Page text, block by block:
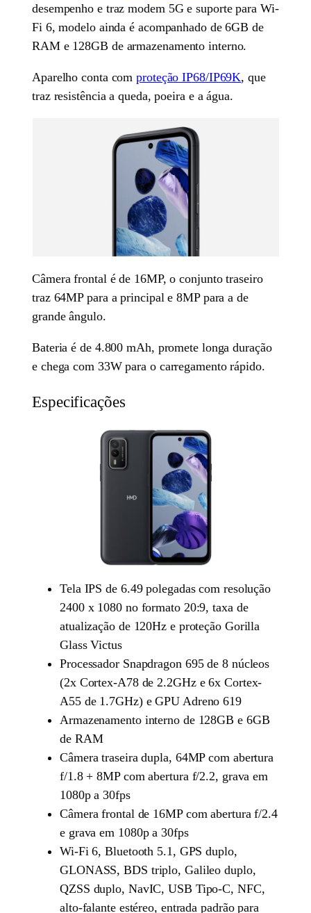
desempenho e traz modem 5G e suporte para Wi-
Fi 6, modelo ainda é acompanhado de 6GB de
RAM e 128GB de armazenamento interno.
Aparelho conta comproteção IP68/IP69K, que
traz resistência a queda, poeira e a água.
Câmera frontal é de 16MP, o conjunto traseiro
traz 64MP para a principal e 8MP para a de
grande ângulo.
Bateria é de 4.800 mAh, promete longa duração
e chega com 33W para o carregamento rápido.
Especificações
Tela IPS de 6.49 polegadas com resolução
2400 x 1080 no formato 20:9, taxa de
atualização de 120Hz e proteção Gorilla
Glass Victus
Processador Snapdragon 695 de 8 núcleos
(2x Cortex-A78 de 2.2GHz e 6x Cortex-
A55 de 1.7GHz) e GPU Adreno 619
Armazenamento interno de 128GB e 6GB
de RAM
Câmera traseira dupla, 64MP com abertura
f/1.8 + 8MP com abertura f/2.2, grava em
1080p a 30fps
Câmera frontal de 16MP com abertura f/2.4
e grava em 1080p a 30fps
Wi-Fi 6, Bluetooth 5.1, GPS duplo,
GLONASS, BDS triplo, Galileo duplo,
QZSS duplo, NavIC, USB Tipo-C, NFC,
alto-falante estéreo, entrada padrão para